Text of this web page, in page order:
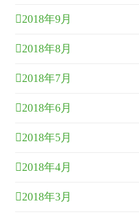
2018年9月
2018年8月
2018年7月
2018年6月
2018年5月
2018年4月
2018年3月